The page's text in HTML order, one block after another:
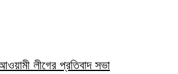
লীগের প্রতিবাদ সভা